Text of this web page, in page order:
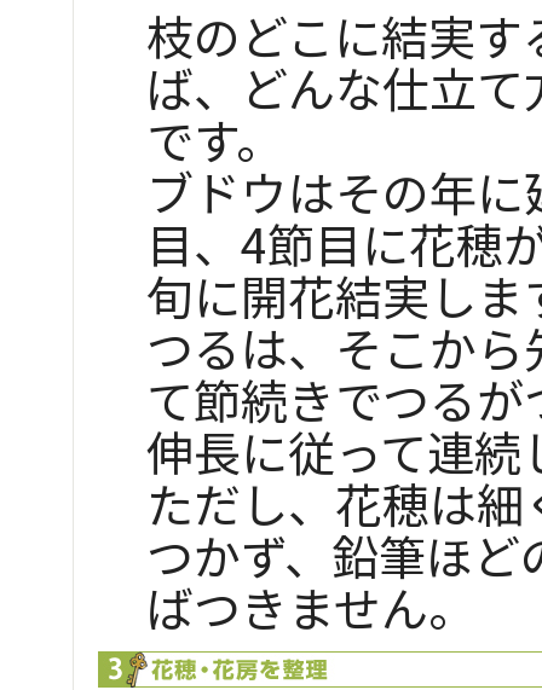
枝のどこに結実
ば、どんな仕立
です。
ブドウはその年
目、4節目に花穂
旬に開花結実しま
つるは、そこか
て節続きでつる
伸長に従って連続
ただし、花穂は
つかず、鉛筆ほ
ばつきません。